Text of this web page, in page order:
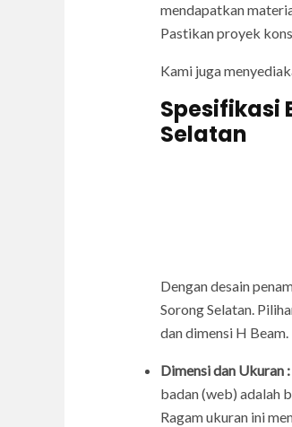
mendapatkan
Pastikan proyek
Kami juga
Spesifikasi
Selatan
Dengan desain
Sorong Selatan.
dan dimensi H
Dimensi dan Ukuran :
badan (web) adalah
Ragam ukuran ini